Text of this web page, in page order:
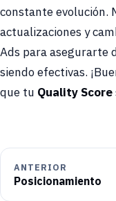
constante evolución.
actualizaciones y
Ads para asegurarte
siendo efectivas.
que tu Quality Score
ANTERIOR
Posicionamiento